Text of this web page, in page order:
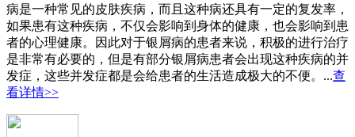
病是一种常见的皮肤疾病，而且这种病还具有一定的复发率，
如果患有这种疾病，不仅会影响到身体的健康，也会影响到患
者的心理健康。因此对于银屑病的患者来说，积极的进行治疗
是非常有必要的，但是有部分银屑病患者会出现这种疾病的并
发症，这些并发症都是会给患者的生活造成极大的不便。...查
看详情>>